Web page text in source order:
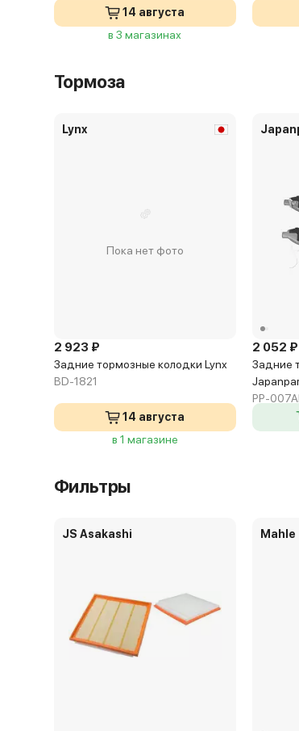
14 августа
в 3 магазинах
Тормоза
Пока нет фото
Lynx
2 923 ₽
Задние тормозные колодки Lynx
BD-1821
14 августа
в 1 магазине
2 052 ₽
Задние
PP-
Фильтры
JS Asakashi Mahle